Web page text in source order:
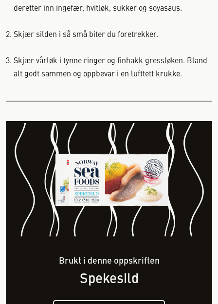
deretter inn ingefær, hvitløk, sukker og soyasaus.
Skjær silden i så små biter du foretrekker.
Skjær vårløk i tynne ringer og finhakk gressløken. Bland
alt godt sammen og oppbevar i en lufttett krukke.
Brukt i denne oppskriften
Spekesild